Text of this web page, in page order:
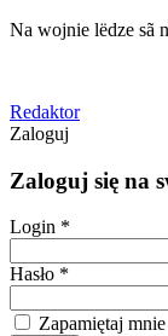
Na wojnie lëdze sã
Redaktor
Zaloguj
Zaloguj się na
Login *
Hasło *
Zapamiętaj mnie